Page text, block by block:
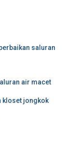
saluran
air macet
kloset jongkok